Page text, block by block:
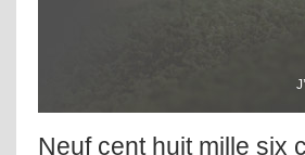
Neuf cent huit mille six